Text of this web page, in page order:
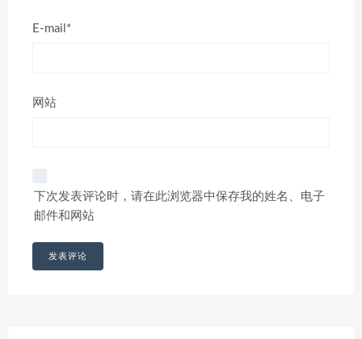
E-mail*
网站
下次发表评论时，请在此浏览器中保存我的姓名、电子
邮件和网站